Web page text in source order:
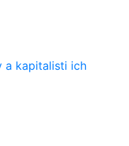
a kapitalisti ich